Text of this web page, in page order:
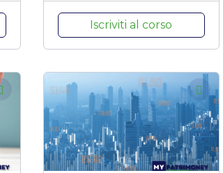
Iscriviti al corso